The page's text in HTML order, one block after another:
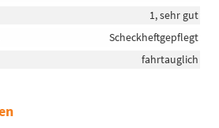
1, sehr gut
Scheckheftgepflegt
fahrtauglich